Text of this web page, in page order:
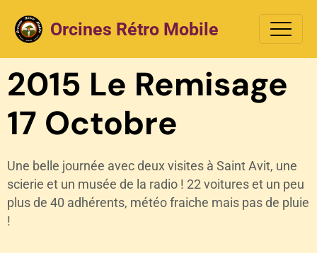
Orcines Rétro Mobile
2015 Le Remisage
17 Octobre
Une belle journée avec deux visites à Saint Avit, une
scierie et un musée de la radio ! 22 voitures et un peu
plus de 40 adhérents, météo fraiche mais pas de pluie
!